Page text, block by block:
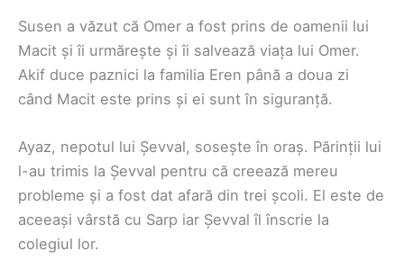
Susen a văzut că Omer a fost prins de oamenii lui
Macit și îi urmărește și îi salvează viața lui Omer.
Akif duce paznici la familia Eren până a doua zi
când Macit este prins și ei sunt în siguranță.
Ayaz, nepotul lui Șevval, sosește în oraș. Părinții lui
l-au trimis la Șevval pentru că creează mereu
probleme și a fost dat afară din trei școli. El este de
aceeași vârstă cu Sarp iar Șevval îl înscrie la
colegiul lor.